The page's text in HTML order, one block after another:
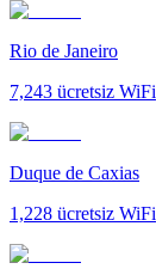
Rio de Janeiro
7,243 ücretsiz WiFi
Duque de Caxias
1,228 ücretsiz WiFi